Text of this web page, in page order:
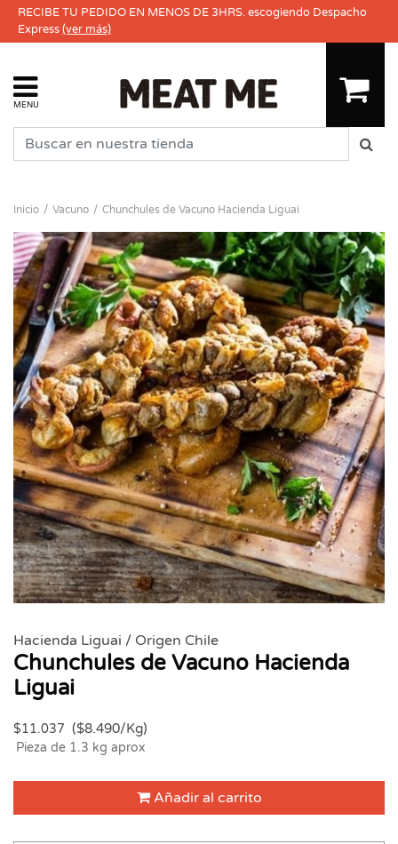
RECIBE TU PEDIDO EN MENOS DE 3HRS. escogiendo Despacho
Express(ver más)
MENU
Inicio Vacuno Chunchules de Vacuno Hacienda Liguai
Hacienda Liguai / Origen Chile
Chunchules de Vacuno Hacienda
Liguai
$11.037 ($8.490/Kg)
Pieza de 1.3 kg aprox
Añadir al carrito